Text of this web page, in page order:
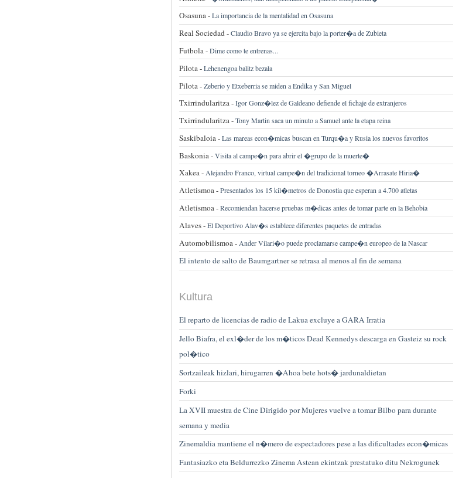
Osasuna -La importancia de la mentalidad en Osasuna
Real Sociedad -Claudio Bravo ya se ejercita bajo la porter�a de Zubieta
Futbola -Dime como te entrenas...
Pilota -Lehenengoa balitz bezala
Pilota -Zeberio y Etxeberria se miden a Endika y San Miguel
Txirrindularitza -Igor Gonz�lez de Galdeano defiende el fichaje de extranjeros
Txirrindularitza -Tony Martin saca un minuto a Samuel ante la etapa reina
Saskibaloia -Las mareas econ�micas buscan en Turqu�a y Rusia los nuevos favoritos
Baskonia -Visita al campe�n para abrir el �grupo de la muerte�
Xakea -Alejandro Franco, virtual campe�n del tradicional torneo �Arrasate Hiria�
Atletismoa -Presentados los 15 kil�metros de Donostia que esperan a 4.700 atletas
Atletismoa -Recomiendan hacerse pruebas m�dicas antes de tomar parte en la Behobia
Alaves -El Deportivo Alav�s establece diferentes paquetes de entradas
Automobilismoa - Ander Vilari�o puede proclamarse campe�n europeo de la Nascar
El intento de salto de Baumgartner se retrasa al menos al fin de semana
Kultura
El reparto de licencias de radio de Lakua excluye a GARA Irratia
Jello Biafra, el exl�der de los m�ticos Dead Kennedys descarga en Gasteiz su rock
pol�tico
Sortzaileak hizlari, hirugarren �Ahoa bete hots� jardunaldietan
Forki
La XVII muestra de Cine Dirigido por Mujeres vuelve a tomar Bilbo para durante
semana y media
Zinemaldia mantiene el n�mero de espectadores pese a las dificultades econ�micas
Fantasiazko eta Beldurrezko Zinema Astean ekintzak prestatuko ditu Nekrogunek